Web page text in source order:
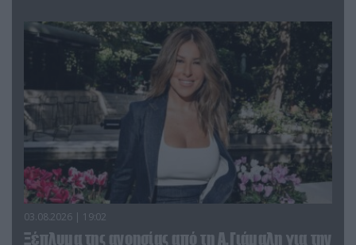
03.08.2026 | 19:02
Ξέπλυμα της ανοησίας από τη Α.Γιάμαλη για την